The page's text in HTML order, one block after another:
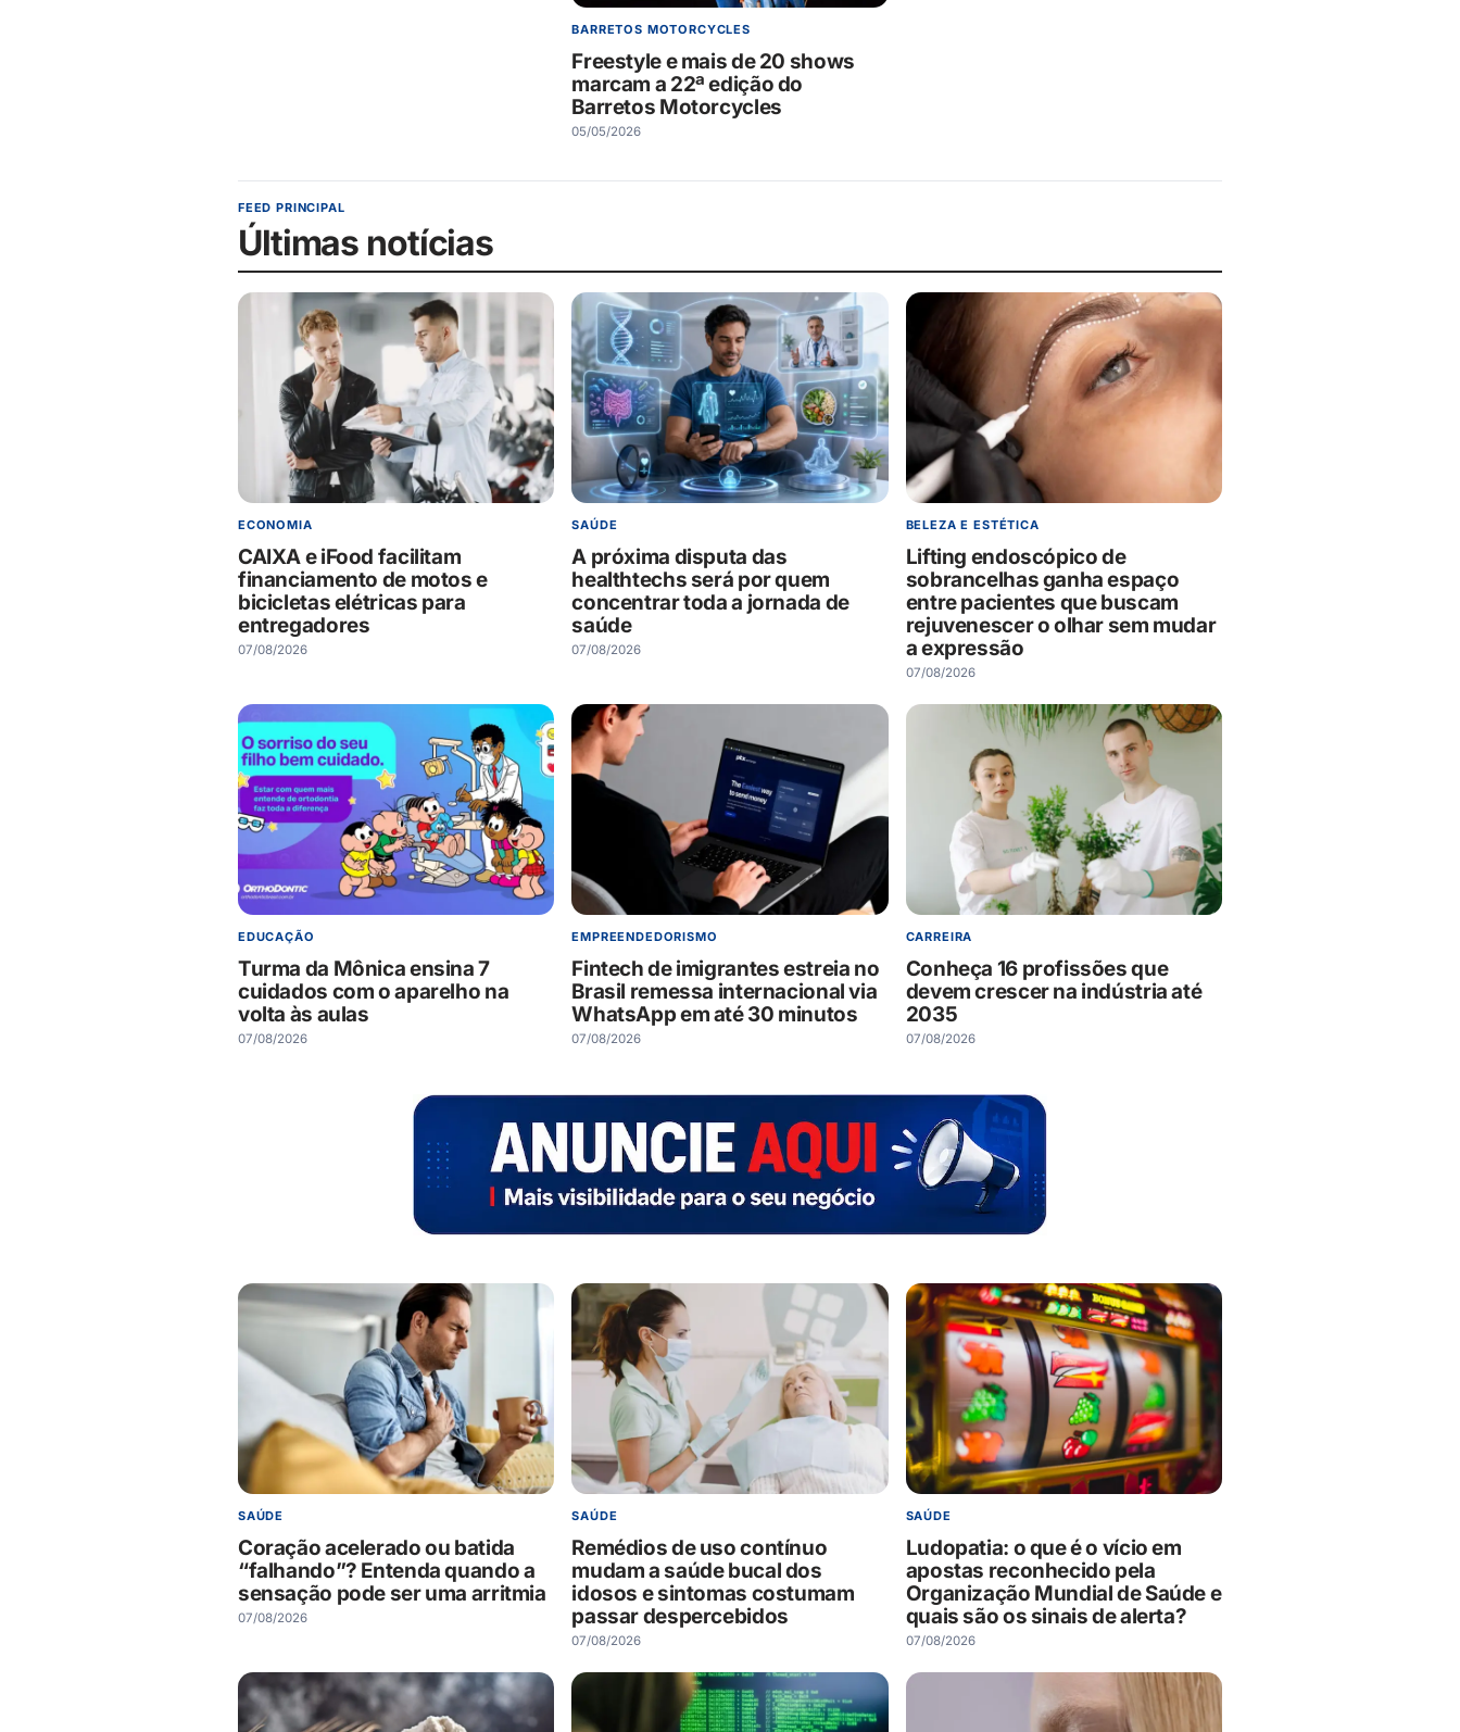
BARRETOS MOTORCYCLES
Freestyle e mais de 20 shows
marcam a 22ª edição do
Barretos Motorcycles
05/05/2026
FEED PRINCIPAL
Últimas notícias
ECONOMIA
CAIXA e iFood facilitam
financiamento de motos e
bicicletas elétricas para
entregadores
07/08/2026
SAÚDE
A próxima disputa das
healthtechs será por quem
concentrar toda a jornada de
saúde
07/08/2026
BELEZA E ESTÉTICA
Lifting endoscópico de
sobrancelhas ganha espaço
entre pacientes que buscam
rejuvenescer o olhar sem mudar
a expressão
07/08/2026
EDUCAÇÃO
Turma da Mônica ensina 7
cuidados com o aparelho na
volta às aulas
07/08/2026
EMPREENDEDORISMO
Fintech de imigrantes estreia no
Brasil remessa internacional via
WhatsApp em até 30 minutos
07/08/2026
CARREIRA
Conheça 16 profissões que
devem crescer na indústria até
2035
07/08/2026
SAÚDE
Coração acelerado ou batida
“falhando”? Entenda quando a
sensação pode ser uma arritmia
07/08/2026
SAÚDE
Remédios de uso contínuo
mudam a saúde bucal dos
idosos e sintomas costumam
passar despercebidos
07/08/2026
SAÚDE
Ludopatia: o que é o vício em
apostas reconhecido pela
Organização Mundial de Saúde e
quais são os sinais de alerta?
07/08/2026